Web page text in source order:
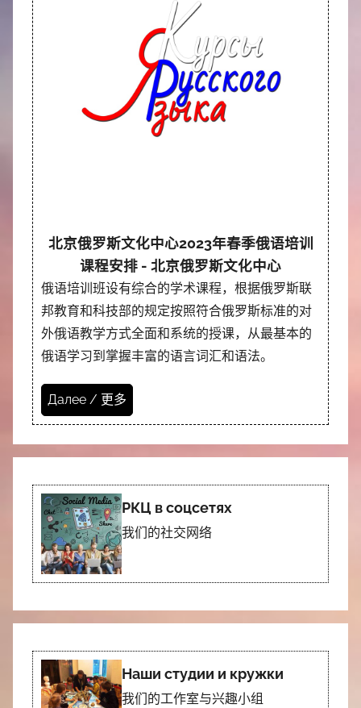
北京俄罗斯文化中心2023年春季俄语培训
课程安排 - 北京俄罗斯文化中心
俄语培训班设有综合的学术课程，根据俄罗斯联
邦教育和科技部的规定按照符合俄罗斯标准的对
外俄语教学方式全面和系统的授课，从最基本的
俄语学习到掌握丰富的语言词汇和语法。
Далее / 更多
РКЦ в соцсетях
我们的社交网络
Наши студии и кружки
我们的工作室与兴趣小组